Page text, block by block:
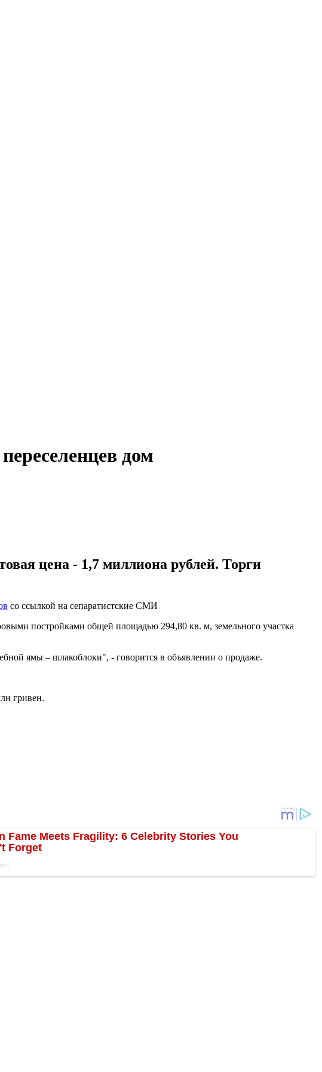
дом
цена - 1,7 миллиона рублей. Торги
со ссылкой на сепаратистские СМИ
постройками общей площадью 294,80 кв. м, земельного участка
ямы – шлакоблоки", - говорится в объявлении о продаже.
гривен.